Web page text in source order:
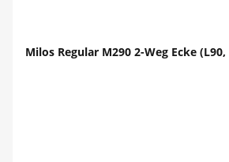
Milos Regular M290 2-Weg Ecke